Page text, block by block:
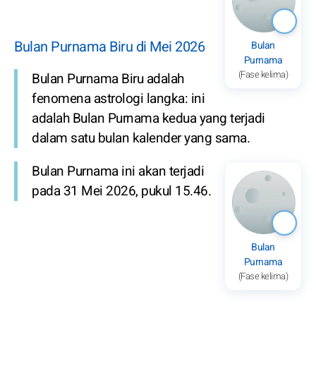
Bulan
Purnama
(Fase kelima)
Bulan Purnama Biru di Mei 2026
Bulan Purnama Biru adalah
fenomena astrologi langka: ini
adalah Bulan Purnama kedua yang terjadi
dalam satu bulan kalender yang sama.
Bulan
Purnama
(Fase kelima)
Bulan Purnama ini akan terjadi
pada 31 Mei 2026, pukul 15.46.